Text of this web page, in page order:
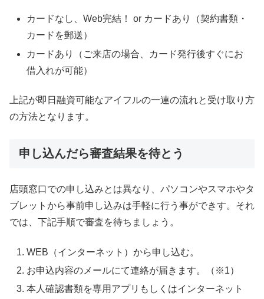
カードなし、Web完結！ or カードあり（契約書類・
カードを郵送）
カードあり（ご来店の場合、カード発行後すぐにお
借入れが可能）
上記が即日融資可能なアイフルの一連の流れと受け取り方
の方法となります。
申し込んだら審査結果を待とう
店頭窓口での申し込みとは異なり、パソコンやスマホやタ
ブレットから事前申し込みは手軽に行う事ができす。それ
では、下記手順で審査を待ちましょう。
WEB（インターネット）から申し込む。
お申込内容のメールにて連絡が届きます。（※1）
本人確認書類を専用アプリもしくはインターネット